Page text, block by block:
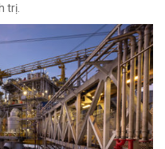
trị.